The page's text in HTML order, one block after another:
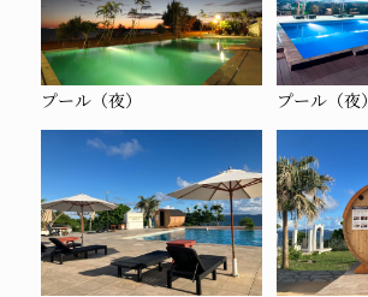
プール（夜） プール（夜）